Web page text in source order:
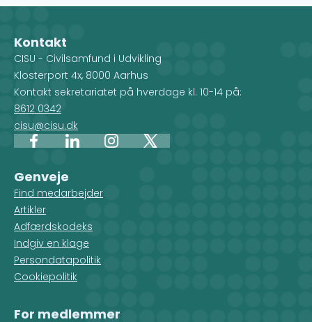
Kontakt
CISU - Civilsamfund i Udvikling
Klosterport 4x, 8000 Aarhus
Kontakt sekretariatet på hverdage kl. 10-14 på:
8612 0342
cisu@cisu.dk
FacebookLinkedInInstagram
X
Genveje
Find medarbejder
Artikler
Adfærdskodeks
Indgiv en klage
Persondatapolitik
Cookiepolitik
For medlemmer